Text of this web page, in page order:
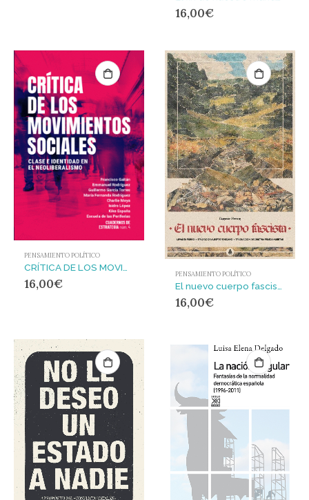
16,00€
PENSAMIENTO POLÍTICO
CRÍTICA DE LOS MOVIMIENTOS SOCIALES – CdE#04 : Clase e identidad en el liberalismo
16,00€
PENSAMIENTO POLÍTICO
16,00€